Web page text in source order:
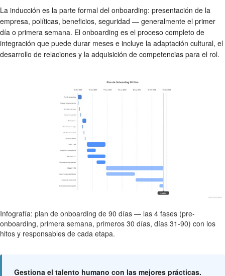
La inducción es la parte formal del onboarding: presentación de la
empresa, políticas, beneficios, seguridad — generalmente el primer
día o primera semana. El onboarding es el proceso completo de
integración que puede durar meses e incluye la adaptación cultural, el
desarrollo de relaciones y la adquisición de competencias para el rol.
Infografía: plan de onboarding de 90 días — las 4 fases (pre-
onboarding, primera semana, primeros 30 días, días 31-90) con los
hitos y responsables de cada etapa.
Gestiona el talento humano con las mejores prácticas.